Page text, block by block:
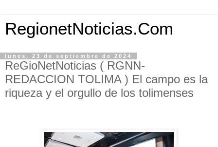
RegionetNoticias.Com
lunes, 23 de septiembre de 2024
ReGioNetNoticias ( RGNN-
REDACCION TOLIMA ) El campo es la
riqueza y el orgullo de los tolimenses